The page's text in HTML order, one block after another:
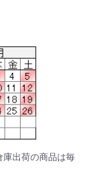
庫出荷の商品は毎